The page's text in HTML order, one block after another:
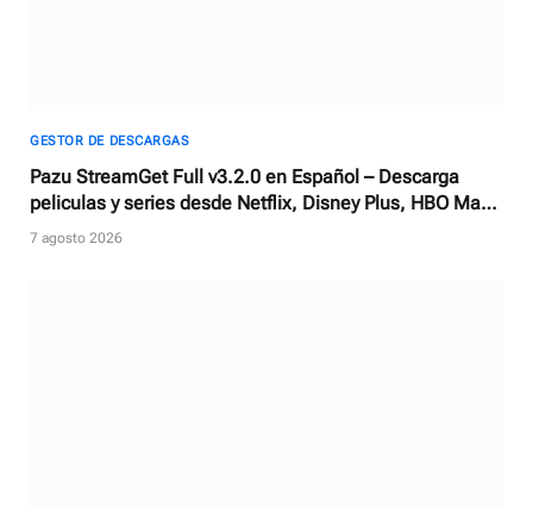
GESTOR DE DESCARGAS
Pazu StreamGet Full v3.2.0 en Español – Descarga
peliculas y series desde Netflix, Disney Plus, HBO Max,
Apple TV + y más
7 agosto 2026